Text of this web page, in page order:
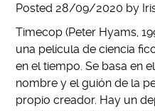
Posted 28/09/2020 by
Timecop (Peter Hyams,
una película de ciencia
en el tiempo. Se basa en
nombre y el guión de la
propio creador. Hay un